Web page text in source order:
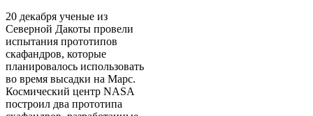
20 декабря ученые из
Северной Дакоты провели
испытания прототипов
скафандров, которые
планировалось использовать
во время высадки на Марс.
Космический центр NASA
построил два прототипа